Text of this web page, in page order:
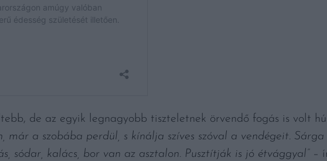
de az egyik legnagyobb tiszteletnek örvendő fogás is volt
már a szobába perdül, s kínálja szíves szóval a vendégeit.
sódar, kalács, bor van az asztalon. Pusztítják is jó étvággyal”
–